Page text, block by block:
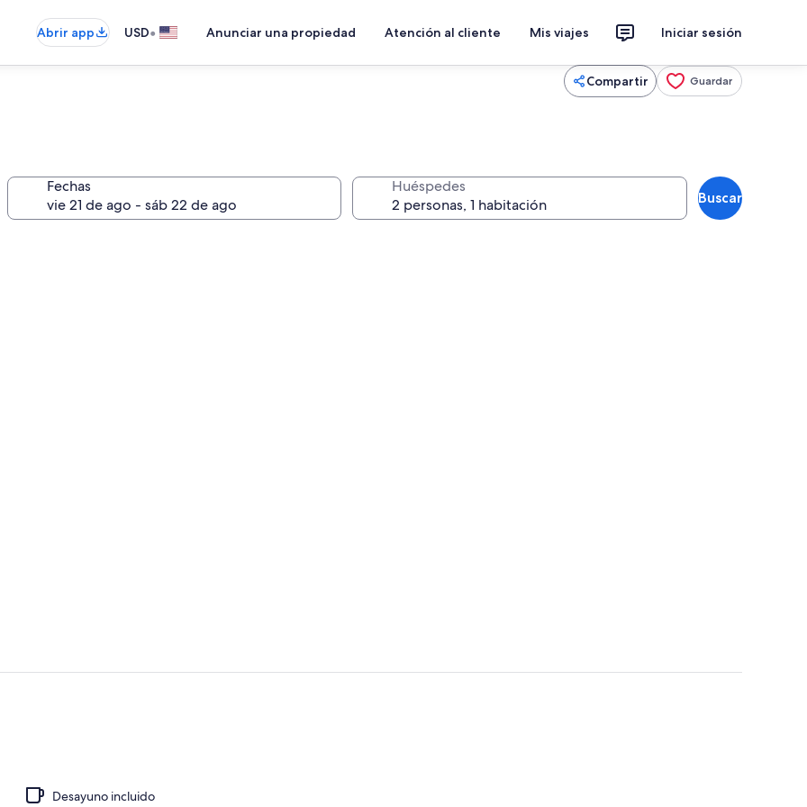
Abrir app USD• Anunciar una propiedad Atención al cliente Mis viajes Iniciar sesión
Compartir Guardar
Fechas Huéspedes
Buscar
Desayuno incluido